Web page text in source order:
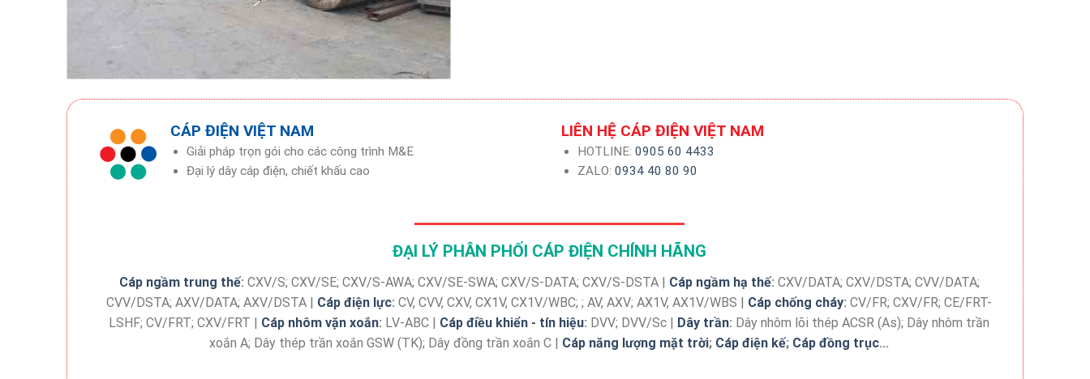
CÁP ĐIỆN VIỆT NAM
Giải pháp trọn gói cho các công trình M&E
Đại lý dây cáp điện, chiết khấu cao
LIÊN HỆ CÁP ĐIỆN VIỆT NAM
HOTLINE: 0905 60 4433
ZALO: 0934 40 80 90
ĐẠI LÝ PHÂN PHỐI CÁP ĐIỆN CHÍNH HÃNG
Cáp ngầm trung thế: CXV/S; CXV/SE; CXV/S-AWA; CXV/SE-SWA; CXV/S-DATA; CXV/S-DSTA | Cáp ngầm hạ thế: CXV/DATA; CXV/DSTA; CVV/DATA;
CVV/DSTA; AXV/DATA; AXV/DSTA | Cáp điện lực: CV, CVV, CXV, CX1V, CX1V/WBC; ; AV, AXV; AX1V, AX1V/WBS | Cáp chống cháy: CV/FR; CXV/FR; CE/FRT-
LSHF; CV/FRT; CXV/FRT | Cáp nhôm vặn xoắn: LV-ABC | Cáp điều khiển - tín hiệu: DVV; DVV/Sc | Dây trần: Dây nhôm lõi thép ACSR (As); Dây nhôm trần
xoắn A; Dây thép trần xoắn GSW (TK); Dây đồng trần xoắn C | Cáp năng lượng mặt trời; Cáp điện kế; Cáp đồng trục...